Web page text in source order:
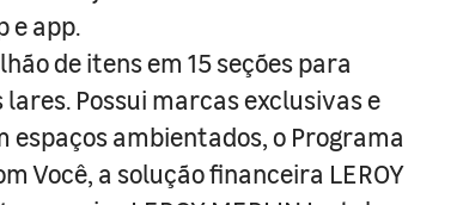
e app.
de itens em 15 seções para
Possui marcas exclusivas e
espaços ambientados, o Programa
Você, a solução financeira LEROY